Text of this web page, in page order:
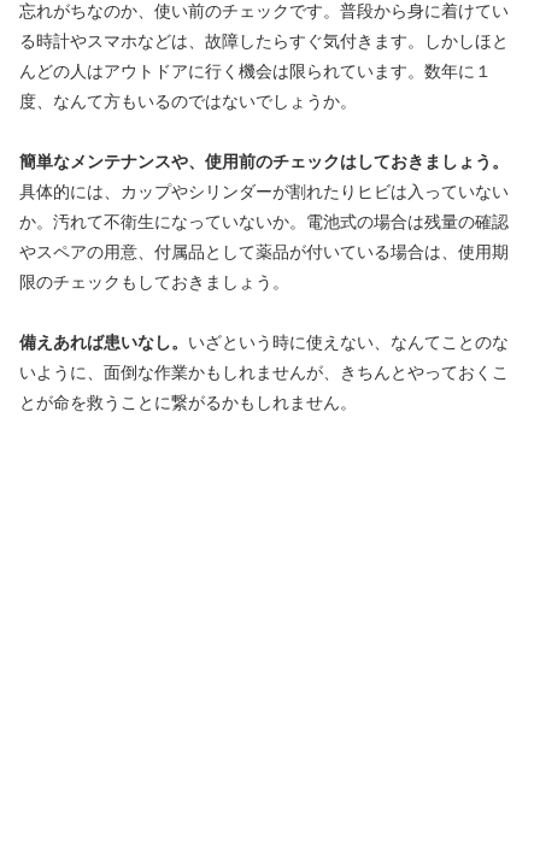
忘れがちなのか、使い前のチェックです。普段から身に着けてい
る時計やスマホなどは、故障したらすぐ気付きます。しかしほと
んどの人はアウトドアに行く機会は限られています。数年に１
度、なんて方もいるのではないでしょうか。
簡単なメンテナンスや、使用前のチェックはしておきましょう。
具体的には、カップやシリンダーが割れたりヒビは入っていない
か。汚れて不衛生になっていないか。電池式の場合は残量の確認
やスペアの用意、付属品として薬品が付いている場合は、使用期
限のチェックもしておきましょう。
備えあれば患いなし。 いざという時に使えない、なんてことのな
いように、面倒な作業かもしれませんが、きちんとやっておくこ
とが命を救うことに繋がるかもしれません。